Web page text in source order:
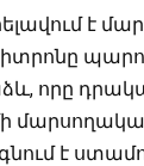
է
որը
է